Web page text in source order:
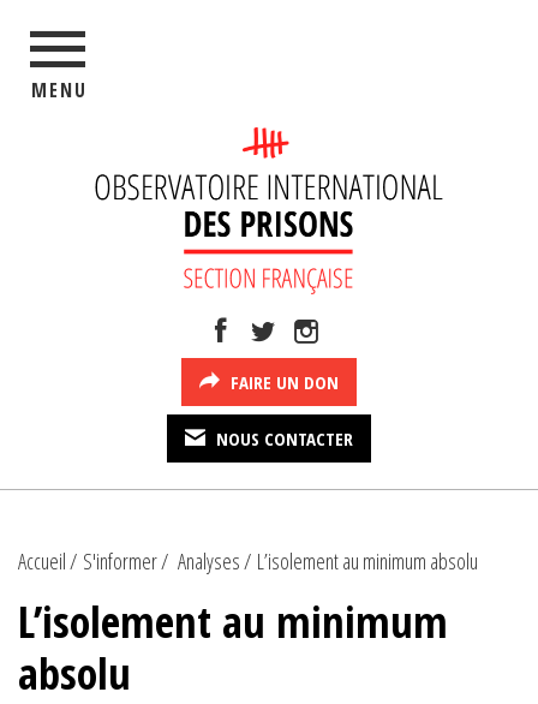
MENU
FAIRE UN DON
NOUS CONTACTER
Accueil S'informer Analyses L’isolement au minimum absolu
L’isolement au minimum
absolu